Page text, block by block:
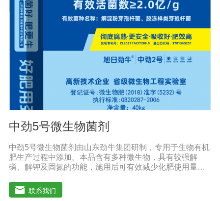
雾，全生育期可喷施3-4次，每次间隔期10-15天;2、灌根:
本品稀释2000-3000倍液适量灌根;3、冲施或滴灌:每亩每
次用本品2-3公斤兑水溶解后随水冲施或滴灌。注意事
项:1、本品可与中酸性农药混用，并增加药效。2、宜在上
午9点之前或下午4点以后喷施，喷后4小时内遇雨水应补
喷。3、储存于阴凉干燥通风处。
中劲5号微生物菌剂
中劲5号微生物菌剂由山东劲牛集团研制，专用于生物有机
肥生产过程中添加。本品含有多种微生物，具有较强解
磷、解钾及固氮的功能，施用后可有效减少化肥使用量；
维生素，能不同程度地刺激根系生长，促进营养和水分吸
收；并且能产生铁载体、抗生素、系统防卫酶等多种物
联系我们